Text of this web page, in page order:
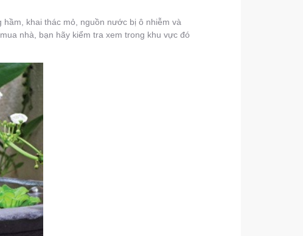
khai thác mỏ, nguồn nước bị ô nhiễm và
nhà, bạn hãy kiểm tra xem trong khu vực đó